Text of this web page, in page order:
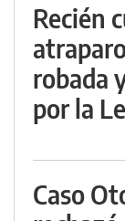
Recién
robada
por la
Caso